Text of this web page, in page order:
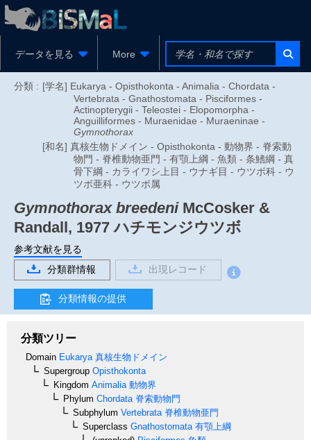
データを見る More
分類 : [学名] Eukarya - Opisthokonta - Animalia - Chordata -
Vertebrata - Gnathostomata - Pisciformes -
Actinopterygii - Teleostei - Elopomorpha -
Anguilliformes - Muraenidae - Muraeninae -
Gymnothorax
[和名] 真核生物ドメイン - Opisthokonta - 動物界 - 脊索動
物門 - 脊椎動物亜門 - 有顎上綱 - 魚類 - 条鰭綱 - 真
骨下綱 - カライワシ上目 - ウナギ目 - ウツボ科 - ウ
ツボ亜科 - ウツボ属
Gymnothorax breedeniMcCosker &
Randall, 1977 ハチモンジウツボ
参考文献を見る
分類群情報
出現レコード
分類情報の提供
分類ツリー
Domain Eukarya 真核生物ドメイン
Supergroup Opisthokonta
Kingdom Animalia 動物界
Phylum Chordata 脊索動物門
Subphylum Vertebrata 脊椎動物亜門
Superclass Gnathostomata 有顎上綱